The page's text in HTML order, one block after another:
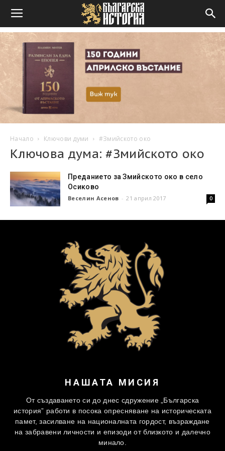
Начало Ключови думи #Змийското око
Ключова дума: #Змийското око
Преданието за Змийското око в село
Осиково
Веселин Асенов - 21 април 2017 0
НАШАТА МИСИЯ
От създаването си до днес сдружение „Българска
история” работи в посока опресняване на историческата
памет, засилване на националната гордост, възраждане
на забравени личности и епизоди от близкото и далечно
минало.